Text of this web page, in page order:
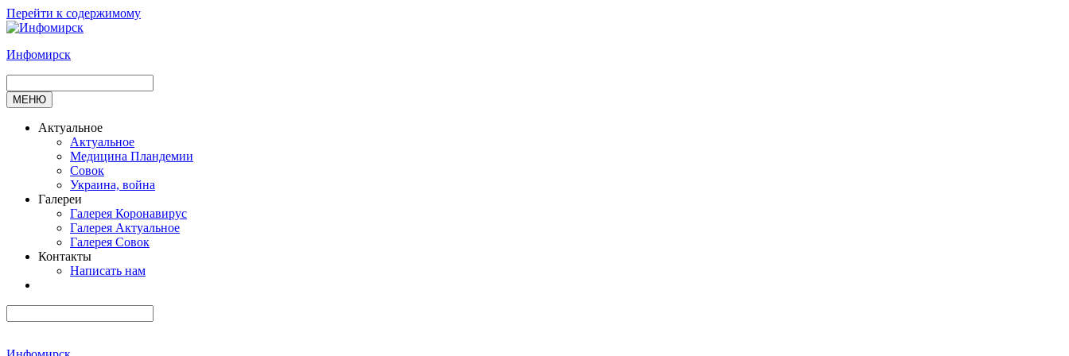
Перейти к содержимому
Инфомирск
МЕНЮ
Актуальное
Актуальное
Медицина Пландемии
Совок
Украина, война
Галереи
Галерея Коронавирус
Галерея Актуальное
Галерея Совок
Контакты
Написать нам